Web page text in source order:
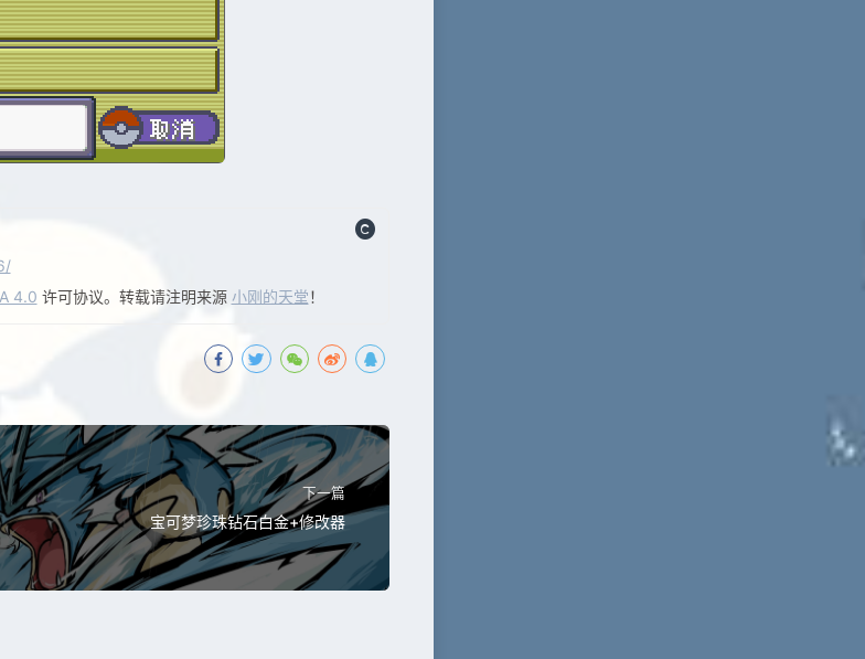
4.0 许可协议。转载请注明来源 小刚的天堂！
下一篇
宝可梦珍珠钻石白金+修改器